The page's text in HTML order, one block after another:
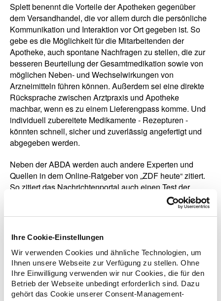
Ihre Cookie-Einstellungen
Wir verwenden Cookies und ähnliche Technologien, um
Ihnen unsere Webseite zur Verfügung zu stellen. Ohne
Ihre Einwilligung verwenden wir nur Cookies, die für den
Betrieb der Webseite unbedingt erforderlich sind. Dazu
gehört das Cookie unserer Consent-Management-
Splett benennt die Vorteile der Apotheken gegenüber
dem Versandhandel, die vor allem durch die persönliche
Kommunikation und Interaktion vor Ort gegeben ist. So
gebe es die Möglichkeit für die Mitarbeitenden der
Apotheke, auch spontane Nachfragen zu stellen, die zur
besseren Beurteilung der Gesamtmedikation sowie von
möglichen Neben- und Wechselwirkungen von
Arzneimitteln führen können. Außerdem sei eine direkte
Rücksprache zwischen Arztpraxis und Apotheke
machbar, wenn es zu einem Lieferengpass komme. Und
individuell zubereitete Medikamente - Rezepturen -
könnten schnell, sicher und zuverlässig angefertigt und
abgegeben werden.
Neben der ABDA werden auch andere Experten und
Quellen in dem Online-Ratgeber von „ZDF heute“ zitiert.
So zitiert das Nachrichtenportal auch einen Test der
Stiftung Warentest mit elf Versandapotheken, wobei das
Ergebnis laut "ZDF heute" bestenfalls befriedigend
Versender. Unter anderem wiesen sie nicht ausreichend
auf Wechselwirkungen zwischen bestellten
Medikamenten hin. Außerdem hinterfragten sie zu wenig,
ob die gewünschten rezeptfreien Mittel für die
Patientinnen und Patienten überhaupt geeignet sind",
heißt es laut „ZDF heute“ in dem Testbericht.